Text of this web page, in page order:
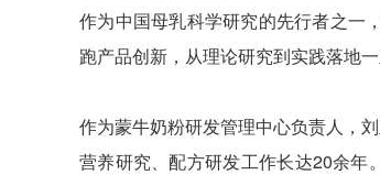
作为中国母乳科学研究的先行者之一
跑产品创新，从理论研究到实践落地一
作为蒙牛奶粉研发管理中心负责人，
营养研究、配方研发工作长达20余年